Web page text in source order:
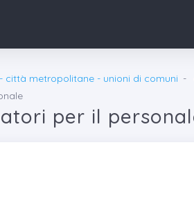
città metropolitane - unioni di comuni
per il